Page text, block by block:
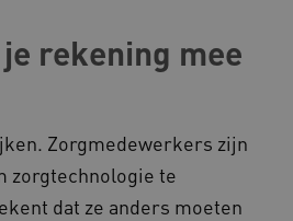
rekening mee
Zorgmedewerkers zijn
zorgtechnologie te
dat ze anders moeten
Microsoft Corporation
.www.kennispleingehandicaptensector.nl